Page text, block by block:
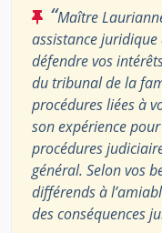
“Maître
assistance
défendre vos
du tribunal de la
procédures liées à
son expérience
procédures
général. Selon vos
différends à
des conséquences